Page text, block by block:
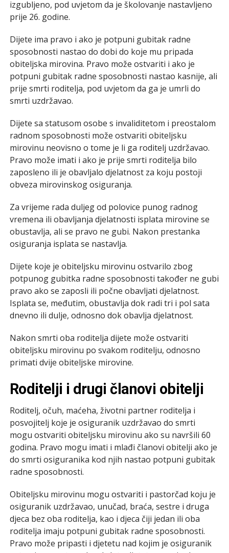
izgubljeno, pod uvjetom da je školovanje nastavljeno
prije 26. godine.
Dijete ima pravo i ako je potpuni gubitak radne
sposobnosti nastao do dobi do koje mu pripada
obiteljska mirovina. Pravo može ostvariti i ako je
potpuni gubitak radne sposobnosti nastao kasnije, ali
prije smrti roditelja, pod uvjetom da ga je umrli do
smrti uzdržavao.
Dijete sa statusom osobe s invaliditetom i preostalom
radnom sposobnosti može ostvariti obiteljsku
mirovinu neovisno o tome je li ga roditelj uzdržavao.
Pravo može imati i ako je prije smrti roditelja bilo
zaposleno ili je obavljalo djelatnost za koju postoji
obveza mirovinskog osiguranja.
Za vrijeme rada duljeg od polovice punog radnog
vremena ili obavljanja djelatnosti isplata mirovine se
obustavlja, ali se pravo ne gubi. Nakon prestanka
osiguranja isplata se nastavlja.
Dijete koje je obiteljsku mirovinu ostvarilo zbog
potpunog gubitka radne sposobnosti također ne gubi
pravo ako se zaposli ili počne obavljati djelatnost.
Isplata se, međutim, obustavlja dok radi tri i pol sata
dnevno ili dulje, odnosno dok obavlja djelatnost.
Nakon smrti oba roditelja dijete može ostvariti
obiteljsku mirovinu po svakom roditelju, odnosno
primati dvije obiteljske mirovine.
Roditelji i drugi članovi obitelji
Roditelj, očuh, maćeha, životni partner roditelja i
posvojitelj koje je osiguranik uzdržavao do smrti
mogu ostvariti obiteljsku mirovinu ako su navršili 60
godina. Pravo mogu imati i mlađi članovi obitelji ako je
do smrti osiguranika kod njih nastao potpuni gubitak
radne sposobnosti.
Obiteljsku mirovinu mogu ostvariti i pastorčad koju je
osiguranik uzdržavao, unučad, braća, sestre i druga
djeca bez oba roditelja, kao i djeca čiji jedan ili oba
roditelja imaju potpuni gubitak radne sposobnosti.
Pravo može pripasti i djetetu nad kojim je osiguranik